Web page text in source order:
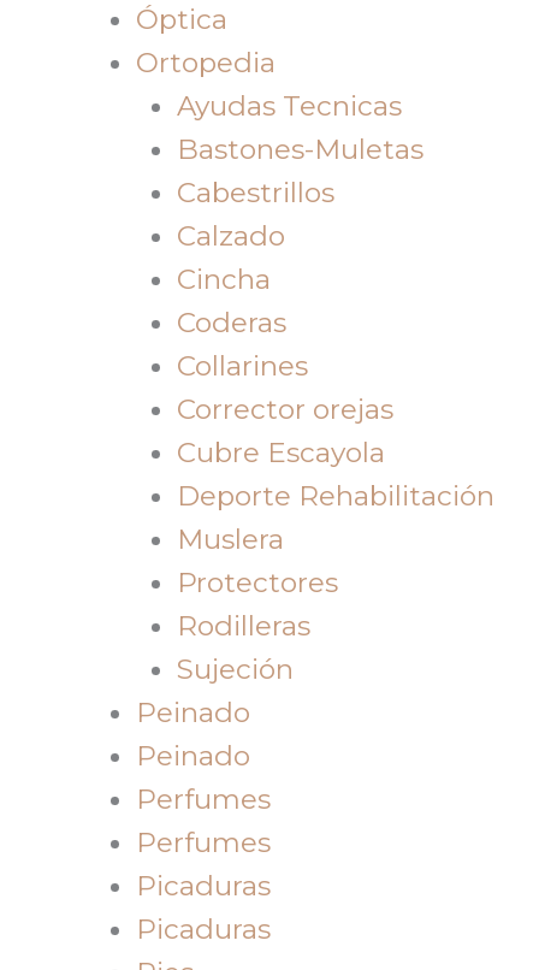
Óptica
Ortopedia
Ayudas Tecnicas
Bastones-Muletas
Cabestrillos
Calzado
Cincha
Coderas
Collarines
Corrector orejas
Cubre Escayola
Deporte Rehabilitación
Muslera
Protectores
Rodilleras
Sujeción
Peinado
Peinado
Perfumes
Perfumes
Picaduras
Picaduras